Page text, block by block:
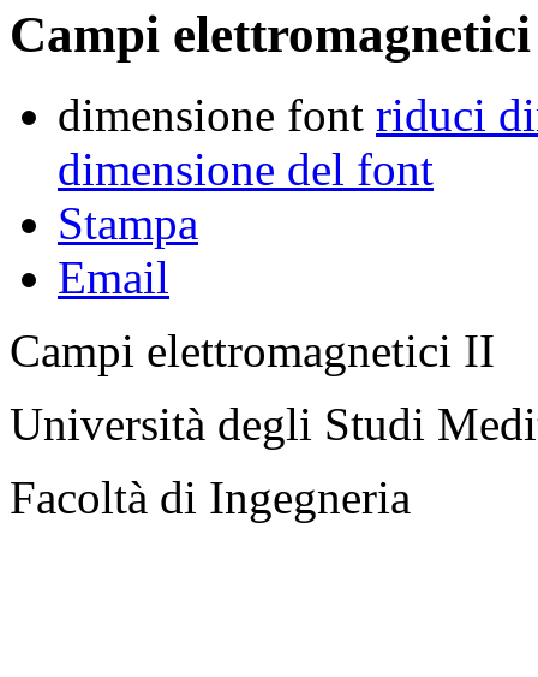
Campi
dimensione font riduci
dimensione del font
Stampa
Email
Campi elettromagnetici II
Università degli Studi
Facoltà di Ingegneria